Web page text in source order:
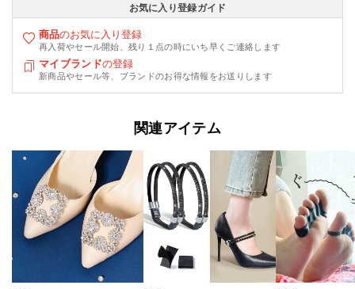
お気に入り登録ガイド
商品のお気に入り登録
再入荷やセール開始、残り１点の時にいち早くご連絡します
マイブランドの登録
新商品やセール等、ブランドのお得な情報をお送りします
関連アイテム